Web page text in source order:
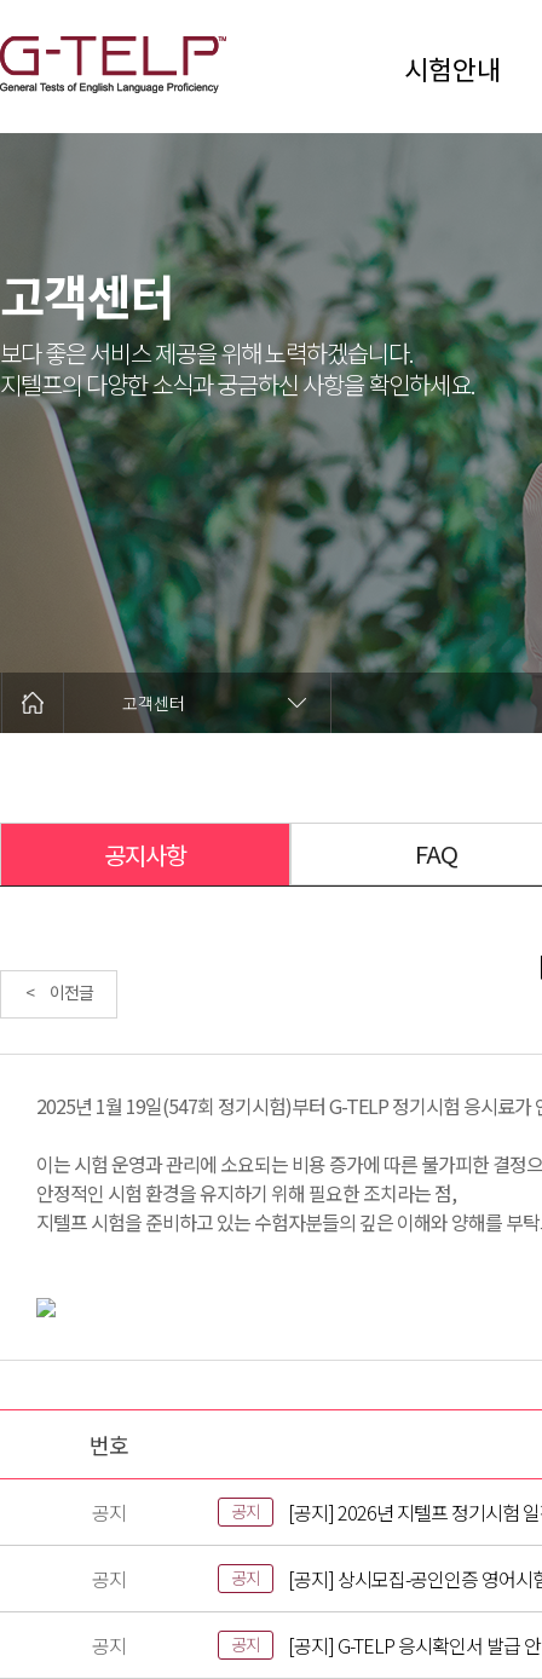
시험안내
고객센터
보다 좋은 서비스 제공을 위해 노력하겠습니다.
지텔프의 다양한 소식과 궁금하신 사항을 확인하세요.
고객센터
공지사항 FAQ
< 이전글
2025년 1월 19일(547회 정기시험)부터 G-TELP 정기시험 응시료가
이는 시험 운영과 관리에 소요되는 비용 증가에 따른 불가피한 결정
안정적인 시험 환경을 유지하기 위해 필요한 조치라는 점,
지텔프 시험을 준비하고 있는 수험자분들의 깊은 이해와 양해를 부
번호
공지 공지 [공지] 2026년 지텔프 정기시험
공지 공지 [공지] 상시모집-공인인증 영어시
공지 공지 [공지] G-TELP 응시확인서 발급